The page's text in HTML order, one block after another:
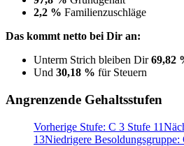
2,2 % Familienzuschläge
Das kommt netto bei Dir an:
Unterm Strich bleiben Dir69,82
Und 30,18 % für Steuern
Angrenzende Gehaltsstufen
Vorherige Stufe: C 3 Stufe 11
13Niedrigere Besoldungsgruppe: